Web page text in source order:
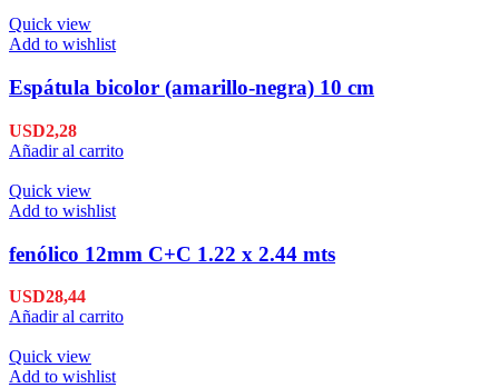
Quick view
Add to wishlist
Espátula bicolor (amarillo-negra) 10 cm
USD2,28
Añadir al carrito
Quick view
Add to wishlist
fenólico 12mm C+C 1.22 x 2.44 mts
USD28,44
Añadir al carrito
Quick view
Add to wishlist